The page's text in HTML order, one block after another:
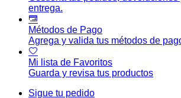
entrega.
Métodos de Pago
Agrega y valida tus métodos de
Mi lista de Favoritos
Guarda y revisa tus productos
Sigue tu pedido